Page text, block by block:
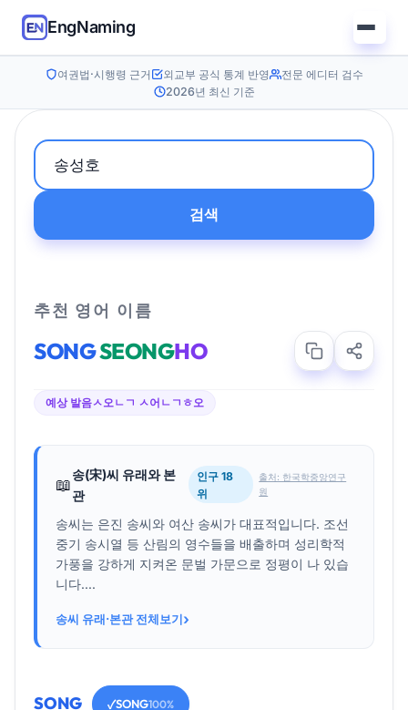
EngNaming
여권법·시행령 근거 외교부 공식 통계 반영
전문 에디터 검수
2026년 최신 기준
검색
추천 영어 이름
SONGSEONGHO
예상 발음ㅅ오ㄴㄱ ㅅ어ㄴㄱㅎ오
📖
송(宋)씨 유래와 본
관
인구 18
위
출처: 한국학중앙연구
원
송씨는 은진 송씨와 여산 송씨가 대표적입니다. 조선
중기 송시열 등 산림의 영수들을 배출하며 성리학적
가풍을 강하게 지켜온 문벌 가문으로 정평이 나 있습
니다....
송씨 유래·본관 전체보기›
SONG ✓SONG100%